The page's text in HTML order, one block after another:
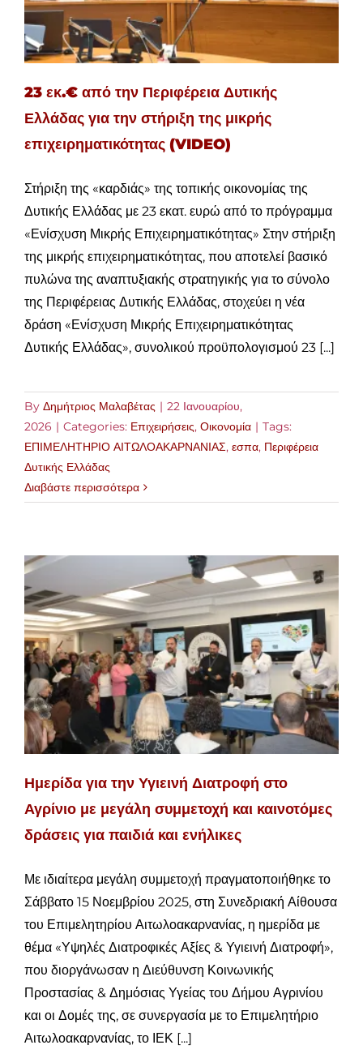
23 εκ.€ από την Περιφέρεια Δυτικής
Ελλάδας για την στήριξη της μικρής
επιχειρηματικότητας (VIDEO)
Στήριξη της «καρδιάς» της τοπικής οικονομίας της
Δυτικής Ελλάδας με 23 εκατ. ευρώ από το πρόγραμμα
«Ενίσχυση Μικρής Επιχειρηματικότητας» Στην στήριξη
της μικρής επιχειρηματικότητας, που αποτελεί βασικό
πυλώνα της αναπτυξιακής στρατηγικής για το σύνολο
της Περιφέρειας Δυτικής Ελλάδας, στοχεύει η νέα
δράση «Ενίσχυση Μικρής Επιχειρηματικότητας
Δυτικής Ελλάδας», συνολικού προϋπολογισμού 23 [...]
By Δημήτριος Μαλαβέτας | 22 Ιανουαρίου,
2026 | Categories: Επιχειρήσεις, Οικονομία | Tags:
ΕΠΙΜΕΛΗΤΗΡΙΟ ΑΙΤΩΛΟΑΚΑΡΝΑΝΙΑΣ, εσπα, Περιφέρεια
Δυτικής Ελλάδας
Διαβάστε περισσότερα
Ημερίδα για την Υγιεινή Διατροφή στο
Αγρίνιο με μεγάλη συμμετοχή και καινοτόμες
δράσεις για παιδιά και ενήλικες
Με ιδιαίτερα μεγάλη συμμετοχή πραγματοποιήθηκε το
Σάββατο 15 Νοεμβρίου 2025, στη Συνεδριακή Αίθουσα
του Επιμελητηρίου Αιτωλοακαρνανίας, η ημερίδα με
θέμα «Υψηλές Διατροφικές Αξίες & Υγιεινή Διατροφή»,
που διοργάνωσαν η Διεύθυνση Κοινωνικής
Προστασίας & Δημόσιας Υγείας του Δήμου Αγρινίου
και οι Δομές της, σε συνεργασία με το Επιμελητήριο
Αιτωλοακαρνανίας, το ΙΕΚ [...]